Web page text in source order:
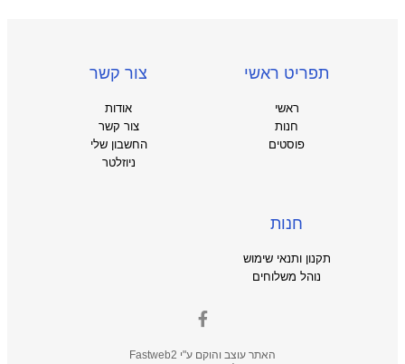
תפריט ראשי
ראשי
חנות
פוסטים
צור קשר
אודות
צור קשר
החשבון שלי
ניוזלטר
חנות
תקנון ותנאי שימוש
נוהל משלוחים
האתר עוצב והוקם ע"י Fastweb2